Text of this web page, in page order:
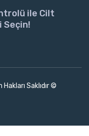
ile Cilt
Seçin!
Saklıdır ©